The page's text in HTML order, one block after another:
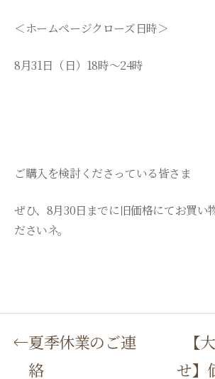
＜ホームページクローズ日時＞
8月31日（日）18時～24時
ご購入を検討くださっている皆さま
ぜひ、8月30日までに旧価格にてお買い
ださいネ。
P
【
せ】
夏季休業のご連
絡